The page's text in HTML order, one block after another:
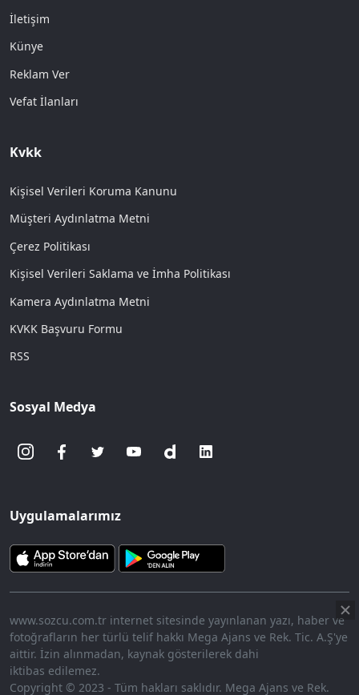
İletişim
Künye
Reklam Ver
Vefat İlanları
Kvkk
Kişisel Verileri Koruma Kanunu
Müşteri Aydınlatma Metni
Çerez Politikası
Kişisel Verileri Saklama ve İmha Politikası
Kamera Aydınlatma Metni
KVKK Başvuru Formu
RSS
Sosyal Medya
Uygulamalarımız
www.sozcu.com.tr internet sitesinde yayınlanan yazı, haber ve
fotoğrafların her türlü telif hakkı Mega Ajans ve Rek. Tic. A.Ş'ye
aittir. İzin alınmadan, kaynak gösterilerek dahi
iktibas edilemez.
Copyright © 2023 - Tüm hakları saklıdır. Mega Ajans ve Rek.